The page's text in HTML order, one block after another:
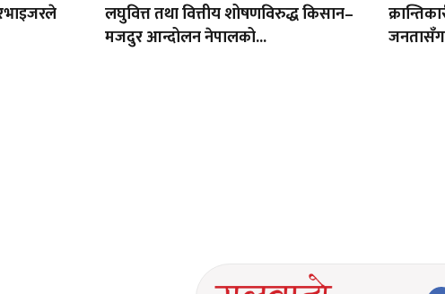
लघुवित्त तथा वित्तीय शोषणविरुद्ध किसान–
मजदुर आन्दोलन नेपालको...
जनतासँग